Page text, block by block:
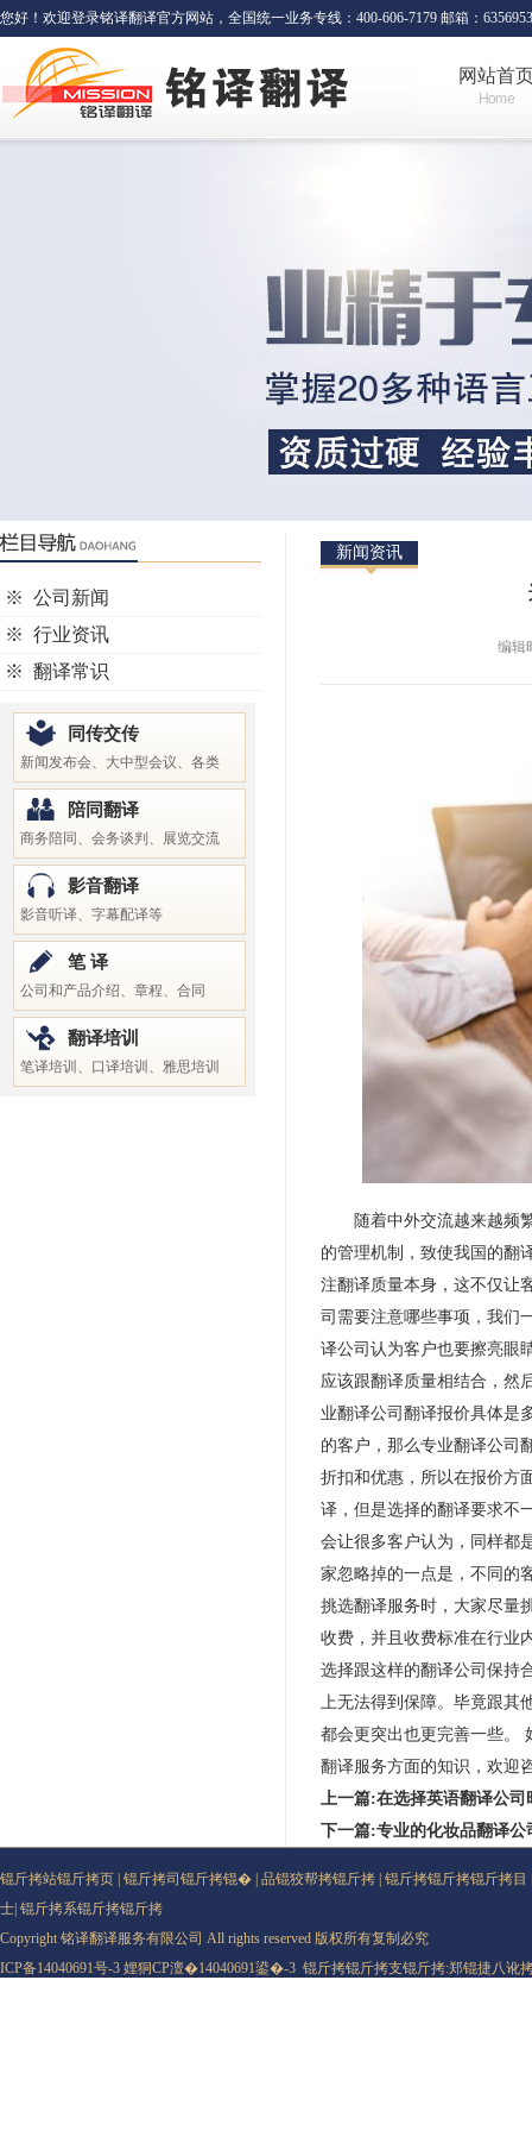
您好！欢迎登录铭译翻译官方网站，全国统一业务专线：400-606-7179 邮箱：
网站首
Home
※ 公司新闻
※ 行业资讯
※ 翻译常识
同传交传
新闻发布会、大中型会议、各类
陪同翻译
商务陪同、会务谈判、展览交流
影音翻译
影音听译、字幕配译等
笔 译
公司和产品介绍、章程、合同
翻译培训
笔译培训、口译培训、雅思培训
新闻资讯
编辑
随着中外交流越来越频繁
的管理机制，致使我国的翻
注翻译质量本身，这不仅让
司需要注意哪些事项，我们
译公司认为客户也要擦亮眼
应该跟翻译质量相结合，然
业翻译公司翻译报价具体是
的客户，那么专业翻译公司
折扣和优惠，所以在报价方
译，但是选择的翻译要求不
会让很多客户认为，同样都
家忽略掉的一点是，不同的
挑选翻译服务时，大家尽量
收费，并且收费标准在行业
选择跟这样的翻译公司保持
上无法得到保障。毕竟跟其
都会更突出也更完善一些。
翻译服务方面的知识，欢迎
上一篇:在选择英语翻译公
下一篇:专业的化妆品翻译
锟斤拷站锟斤拷页 锟斤拷司锟斤拷锟� 品锟狡帮拷锟斤拷 锟斤拷锟斤拷锟斤拷目
士 锟斤拷系锟斤拷锟斤拷
Copyright 铭译翻译服务有限公司 All rights reserved 版权所有复制必究
ICP备14040691号-3 娌狪CP澶�14040691鍙�-3 锟斤拷锟斤拷支锟斤拷:郑锟捷八讹